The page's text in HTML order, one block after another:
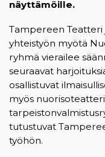
näyttämöille.
Tampereen
yhteistyön myötä
ryhmä vierailee
seuraavat
osallistuvat
myös
tutustuvat
työhön.